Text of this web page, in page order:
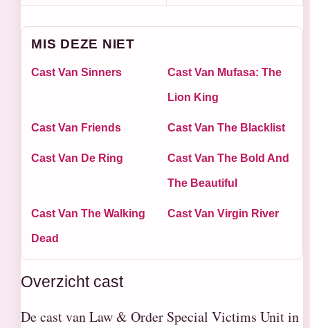
MIS DEZE NIET
Cast Van Sinners Cast Van Mufasa: The
Lion King
Cast Van Friends Cast Van The Blacklist
Cast Van De Ring Cast Van The Bold And
The Beautiful
Cast Van The Walking
Dead
Cast Van Virgin River
Overzicht cast
De cast van Law & Order Special Victims Unit in